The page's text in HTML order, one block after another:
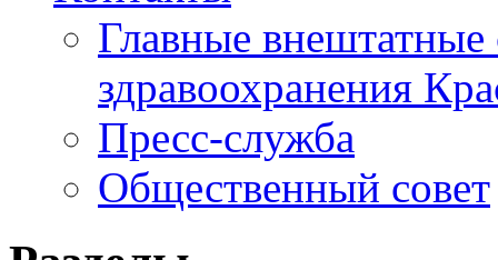
Главные внештатные
здравоохранения
Пресс-служба
Общественный совет